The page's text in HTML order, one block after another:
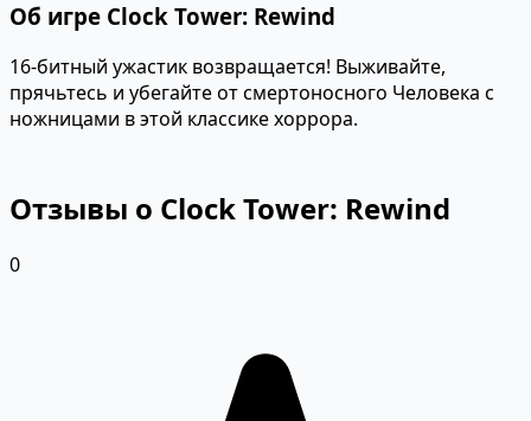
Об игре Clock Tower: Rewind
16-битный ужастик возвращается! Выживайте,
прячьтесь и убегайте от смертоносного Человека с
ножницами в этой классике хоррора.
Отзывы о Clock Tower: Rewind
0